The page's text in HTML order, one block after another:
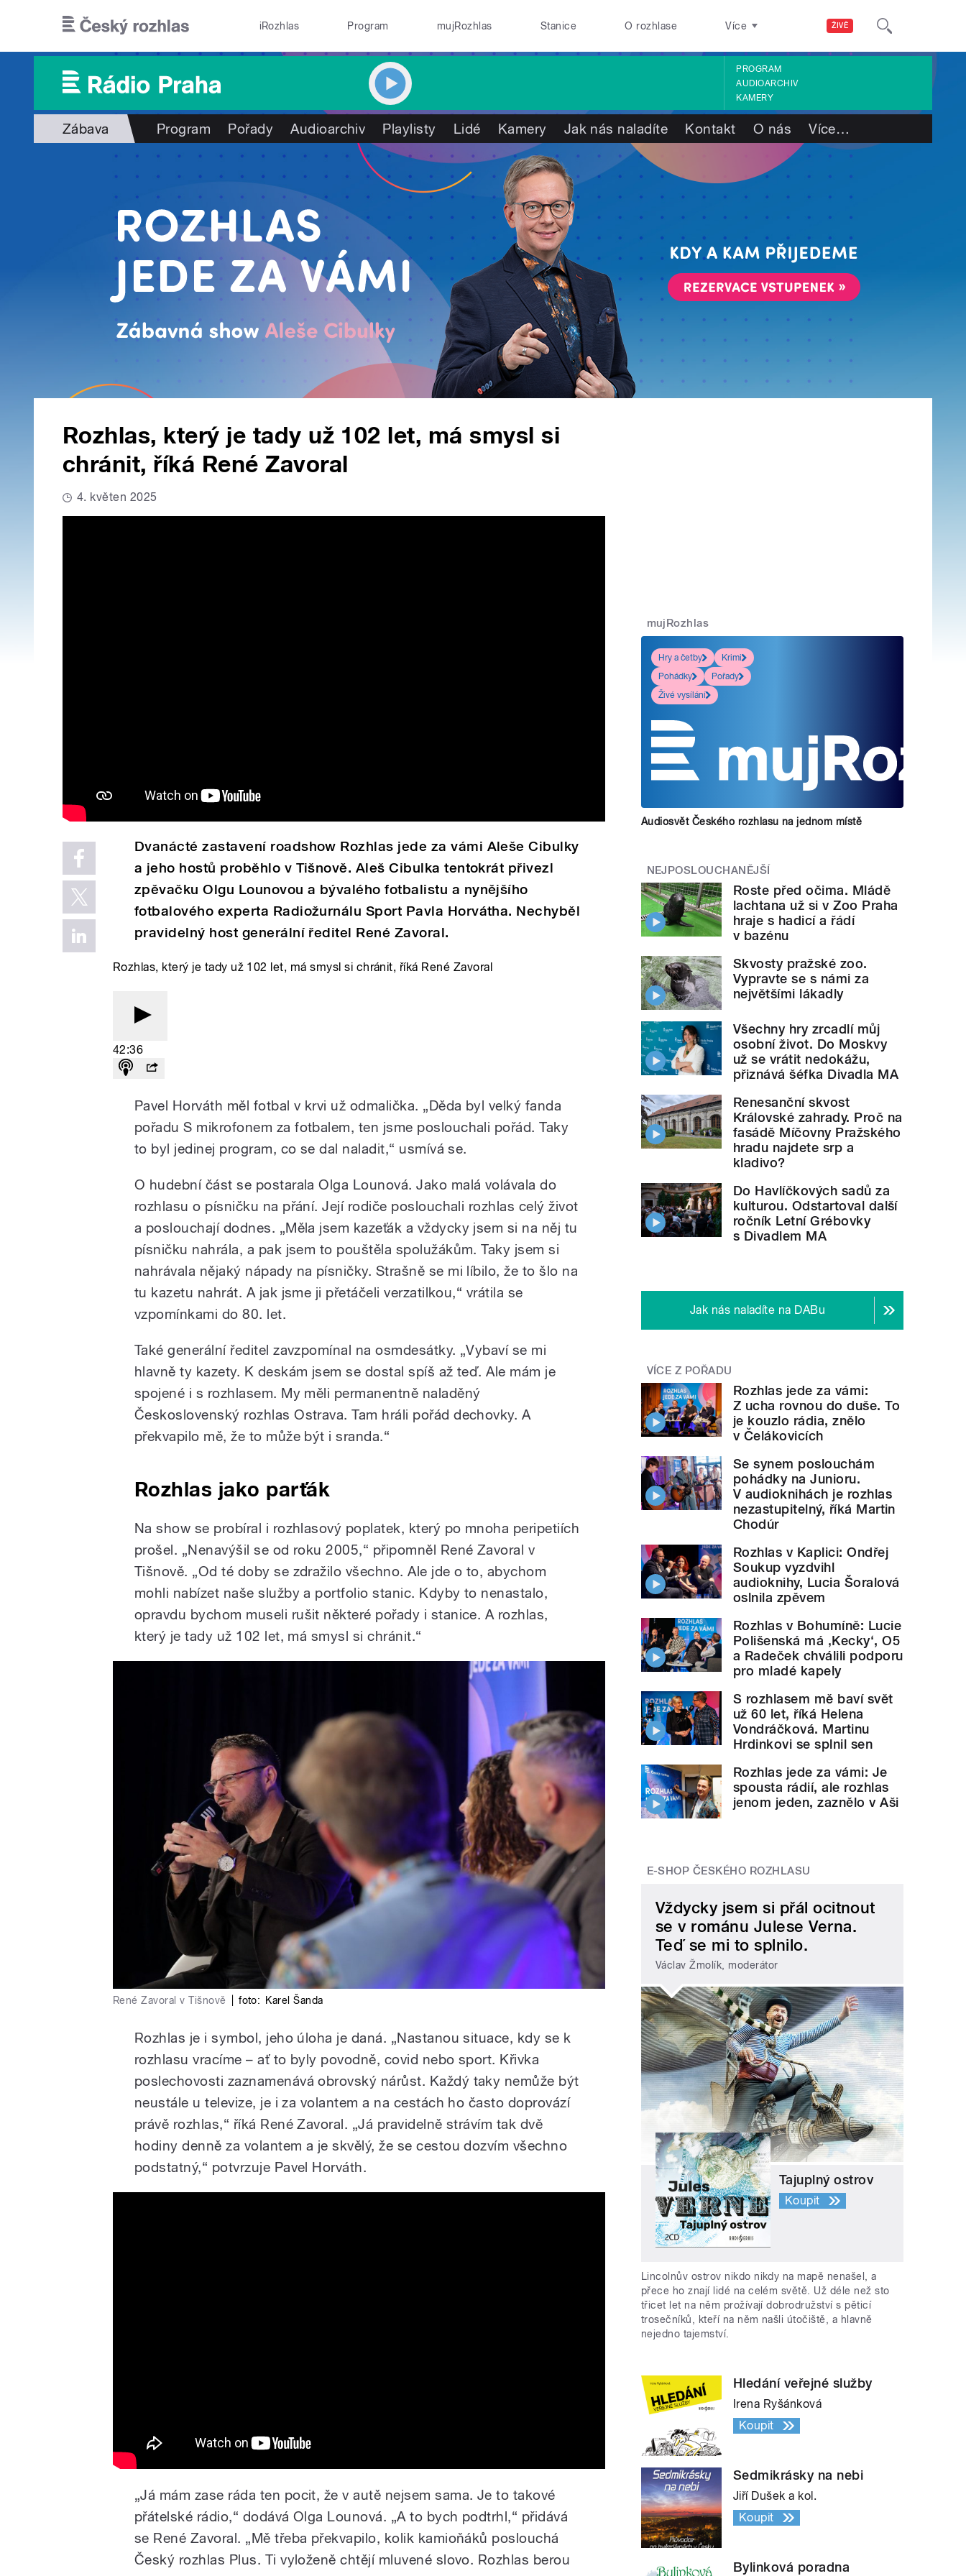
ŽIVĚ
iRozhlas Program mujRozhlas Stanice O rozhlase Více
PROGRAM
AUDIOARCHIV
KAMERY
Zábava Program Pořady Audioarchiv Playlisty Lidé Kamery Jak nás naladíte Kontakt O nás Více…
Rozhlas, který je tady už 102 let, má smysl si
chránit, říká René Zavoral
4. květen 2025
Dvanácté zastavení roadshow Rozhlas jede za vámi Aleše Cibulky
a jeho hostů proběhlo v Tišnově. Aleš Cibulka tentokrát přivezl
zpěvačku Olgu Lounovou a bývalého fotbalistu a nynějšího
fotbalového experta Radiožurnálu Sport Pavla Horvátha. Nechyběl
pravidelný host generální ředitel René Zavoral.
Rozhlas, který je tady už 102 let, má smysl si chránit, říká René Zavoral
42:36
Pavel Horváth měl fotbal v krvi už odmalička. „Děda byl velký fanda
pořadu S mikrofonem za fotbalem, ten jsme poslouchali pořád. Taky
to byl jedinej program, co se dal naladit,“ usmívá se.
O hudební část se postarala Olga Lounová. Jako malá volávala do
rozhlasu o písničku na přání. Její rodiče poslouchali rozhlas celý život
a poslouchají dodnes. „Měla jsem kazeťák a vždycky jsem si na něj tu
písničku nahrála, a pak jsem to pouštěla spolužákům. Taky jsem si
nahrávala nějaký nápady na písničky. Strašně se mi líbilo, že to šlo na
tu kazetu nahrát. A jak jsme ji přetáčeli verzatilkou,“ vrátila se
vzpomínkami do 80. let.
Také generální ředitel zavzpomínal na osmdesátky. „Vybaví se mi
hlavně ty kazety. K deskám jsem se dostal spíš až teď. Ale mám je
spojené i s rozhlasem. My měli permanentně naladěný
Československý rozhlas Ostrava. Tam hráli pořád dechovky. A
překvapilo mě, že to může být i sranda.“
Rozhlas jako parťák
Na show se probíral i rozhlasový poplatek, který po mnoha peripetiích
prošel. „Nenavýšil se od roku 2005,“ připomněl René Zavoral v
Tišnově. „Od té doby se zdražilo všechno. Ale jde o to, abychom
mohli nabízet naše služby a portfolio stanic. Kdyby to nenastalo,
opravdu bychom museli rušit některé pořady i stanice. A rozhlas,
který je tady už 102 let, má smysl si chránit.“
René Zavoral v Tišnově foto: Karel Šanda
Rozhlas je i symbol, jeho úloha je daná. „Nastanou situace, kdy se k
rozhlasu vracíme – ať to byly povodně, covid nebo sport. Křivka
poslechovosti zaznamenává obrovský nárůst. Každý taky nemůže být
neustále u televize, je i za volantem a na cestách ho často doprovází
právě rozhlas,“ říká René Zavoral. „Já pravidelně strávím tak dvě
hodiny denně za volantem a je skvělý, že se cestou dozvím všechno
podstatný,“ potvrzuje Pavel Horváth.
„Já mám zase ráda ten pocit, že v autě nejsem sama. Je to takové
přátelské rádio,“ dodává Olga Lounová. „A to bych podtrhl,“ přidává
se René Zavoral. „Mě třeba překvapilo, kolik kamioňáků poslouchá
Český rozhlas Plus. Ti vyloženě chtějí mluvené slovo. Rozhlas berou
mujRozhlas
Hry a četby
Krimi
Pohádky
Pořady
Živé vysílání
Audiosvět Českého rozhlasu na jednom místě
NEJPOSLOUCHANĚJŠÍ
Roste před očima. Mládě
lachtana už si v Zoo Praha
hraje s hadicí a řádí
v bazénu
Skvosty pražské zoo.
Vypravte se s námi za
největšími lákadly
Všechny hry zrcadlí můj
osobní život. Do Moskvy
už se vrátit nedokážu,
přiznává šéfka Divadla MA
Renesanční skvost
Královské zahrady. Proč na
fasádě Míčovny Pražského
hradu najdete srp a
kladivo?
Do Havlíčkových sadů za
kulturou. Odstartoval další
ročník Letní Grébovky
s Divadlem MA
Jak nás naladíte na DABu
VÍCE Z POŘADU
Rozhlas jede za vámi:
Z ucha rovnou do duše. To
je kouzlo rádia, znělo
v Čelákovicích
Se synem poslouchám
pohádky na Junioru.
V audioknihách je rozhlas
nezastupitelný, říká Martin
Chodúr
Rozhlas v Kaplici: Ondřej
Soukup vyzdvihl
audioknihy, Lucia Šoralová
oslnila zpěvem
Rozhlas v Bohumíně: Lucie
Polišenská má ‚Kecky‘, O5
a Radeček chválili podporu
pro mladé kapely
S rozhlasem mě baví svět
už 60 let, říká Helena
Vondráčková. Martinu
Hrdinkovi se splnil sen
Rozhlas jede za vámi: Je
spousta rádií, ale rozhlas
jenom jeden, zaznělo v Aši
E-SHOP ČESKÉHO ROZHLASU
Vždycky jsem si přál ocitnout
se v románu Julese Verna.
Teď se mi to splnilo.
Václav Žmolík, moderátor
Tajuplný ostrov
Koupit
Lincolnův ostrov nikdo nikdy na mapě nenašel, a
přece ho znají lidé na celém světě. Už déle než sto
třicet let na něm prožívají dobrodružství s pěticí
trosečníků, kteří na něm našli útočiště, a hlavně
nejedno tajemství.
Hledání veřejné služby
Irena Ryšánková
Koupit
Sedmikrásky na nebi
Jiří Dušek a kol.
Koupit
Bylinková poradna